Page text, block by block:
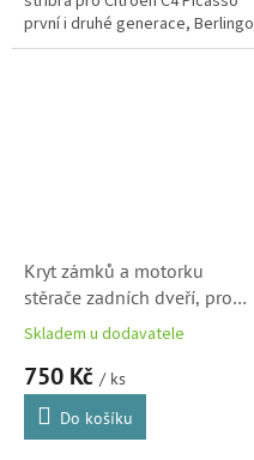
první i druhé generace, Berlingo
druhé generace, Jumpy IV,
Kryt zámků a motorku
stěrače zadních dveří, pro
Citroën Berlingo, Peugeot
(8748RE)
Skladem u dodavatele
750 Kč / ks
Do košíku